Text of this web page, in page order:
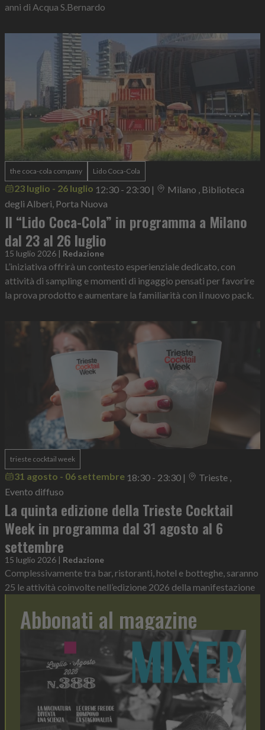
anni di Acqua S.Bernardo
the coca-cola company Lido Coca-Cola
23 luglio - 26 luglio 12:30 - 23:30 |
Milano , Biblioteca
degli Alberi, Porta Nuova
Il “Lido Coca-Cola” in programma a Milano
dal 23 al 26 luglio
15 luglio 2026 | Redazione
L’iniziativa offrirà un contesto esperienziale dedicato, con
attività di sampling e momenti di ingaggio pensati per favorire
la prova prodotto e aumentare la familiarità con il nuovo pack.
trieste cocktail week
31 agosto - 06 settembre 18:30 - 23:30 |
Trieste ,
Evento diffuso
La quinta edizione della Trieste Cocktail
Week in programma dal 31 agosto al 6
settembre
15 luglio 2026 | Redazione
Complessivamente tra bar, ristoranti, hotel e botteghe, saranno
25 le attività coinvolte nell’edizione 2026 della manifestazione
Abbonati al magazine